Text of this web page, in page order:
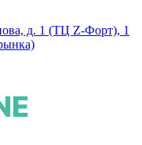
д. 1 (ТЦ Z-Форт), 1